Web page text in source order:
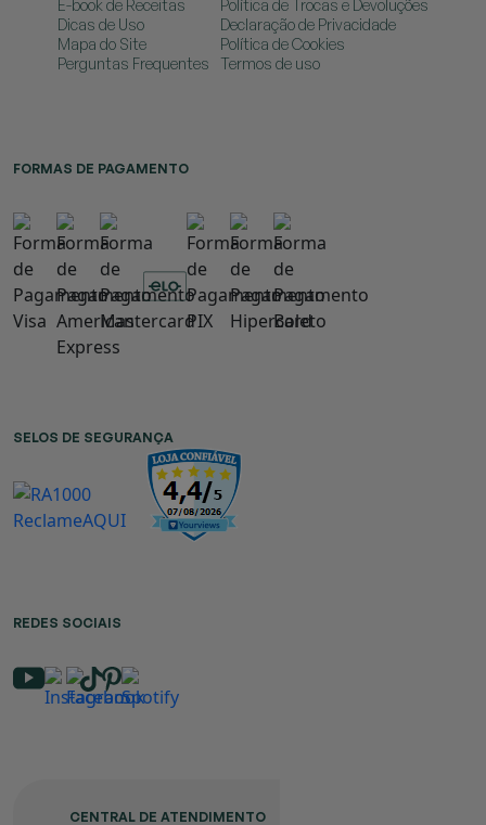
E-book de Receitas
Dicas de Uso
Mapa do Site
Perguntas Frequentes
Política de Trocas e Devoluções
Declaração de Privacidade
Política de Cookies
Termos de uso
FORMAS DE PAGAMENTO
SELOS DE SEGURANÇA
REDES SOCIAIS
CENTRAL DE ATENDIMENTO